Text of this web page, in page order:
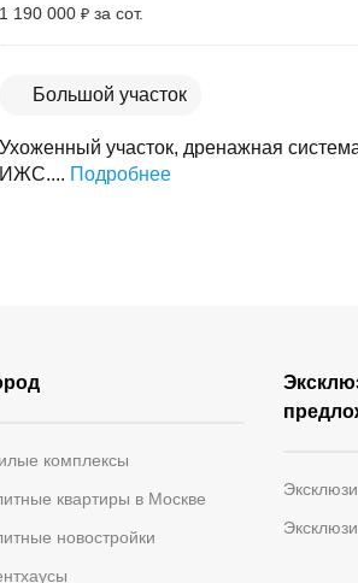
1 190 000 ₽ за сот.
Большой участок
Ухоженный участок, дренажная
ИЖС.... Подробнее
комплексы
квартиры в Москве
новостройки